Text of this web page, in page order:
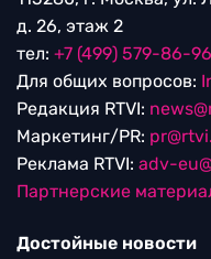
д. 26, этаж 2
тел: +7 (499) 579-86-96
Для общих вопросов:
Редакция RTVI:
Маркетинг/PR:
Реклама RTVI: adv-
Партнерские
Достойные новости